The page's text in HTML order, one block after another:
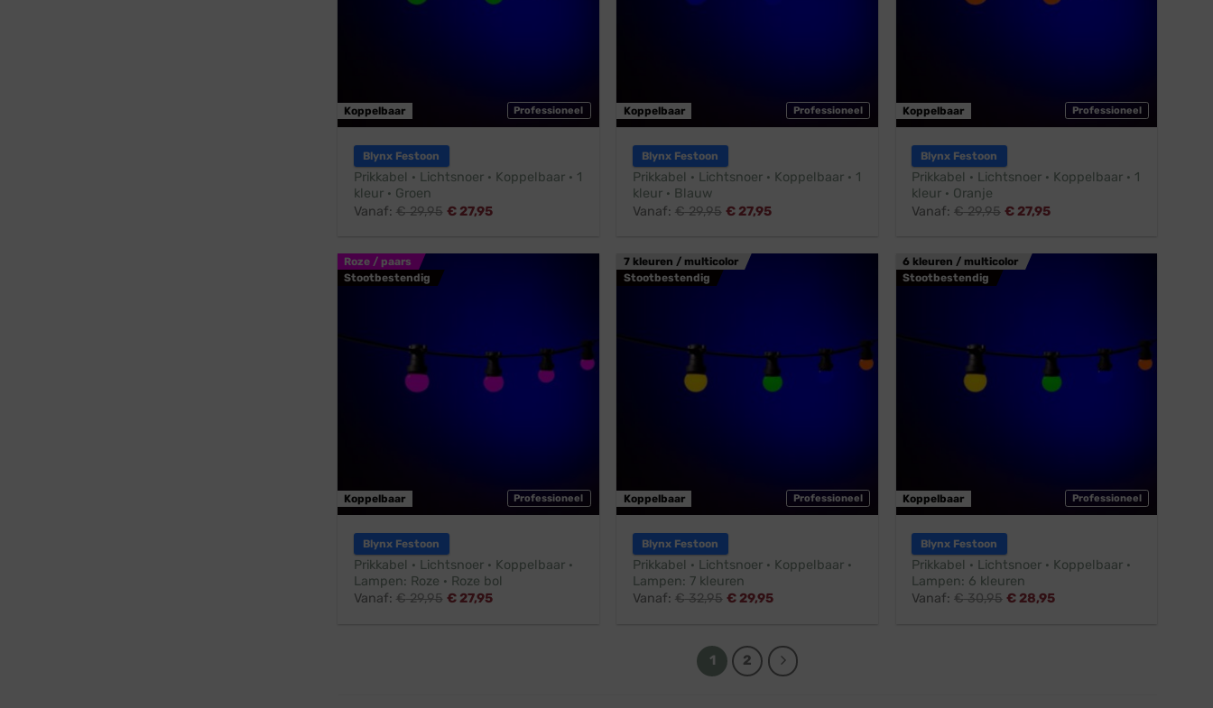
Professioneel
Koppelbaar
Blynx Festoon
Prikkabel · Lichtsnoer · Koppelbaar · 1
kleur · Groen
Vanaf: €29,95 €27,95
Professioneel
Koppelbaar
Blynx Festoon
Prikkabel · Lichtsnoer · Koppelbaar · 1
kleur · Blauw
Vanaf: €29,95 € 27,95
Professioneel
Koppelbaar
Blynx Festoon
Prikkabel · Lichtsnoer · Koppelbaar · 1
kleur · Oranje
Vanaf: €29,95 € 27,95
Roze / paars
Stootbestendig
Professioneel
Koppelbaar
Blynx Festoon
Prikkabel · Lichtsnoer · Koppelbaar ·
Lampen: Roze · Roze bol
Vanaf: €29,95 €27,95
7 kleuren / multicolor
Stootbestendig
Professioneel
Koppelbaar
Blynx Festoon
Prikkabel · Lichtsnoer · Koppelbaar ·
Lampen: 7 kleuren
Vanaf: €32,95 € 29,95
6 kleuren / multicolor
Stootbestendig
Professioneel
Koppelbaar
Blynx Festoon
Prikkabel · Lichtsnoer · Koppelbaar ·
Lampen: 6 kleuren
Vanaf: €30,95 € 28,95
1 2